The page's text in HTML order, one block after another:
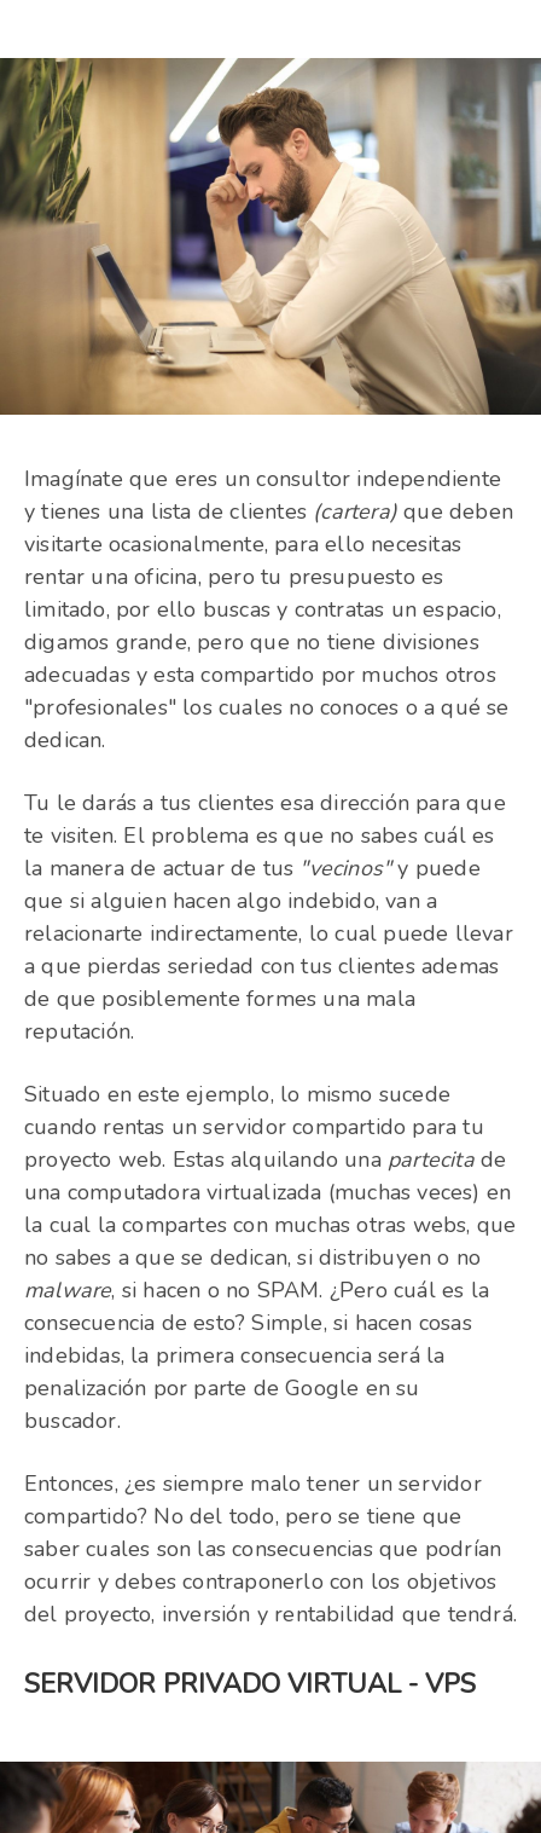
Imagínate que eres un consultor independiente
y tienes una lista de clientes (cartera) que deben
visitarte ocasionalmente, para ello necesitas
rentar una oficina, pero tu presupuesto es
limitado, por ello buscas y contratas un espacio,
digamos grande, pero que no tiene divisiones
adecuadas y esta compartido por muchos otros
"profesionales" los cuales no conoces o a qué se
dedican.
Tu le darás a tus clientes esa dirección para que
te visiten. El problema es que no sabes cuál es
la manera de actuar de tus "vecinos"y puede
que si alguien hacen algo indebido, van a
relacionarte indirectamente, lo cual puede llevar
a que pierdas seriedad con tus clientes ademas
de que posiblemente formes una mala
reputación.
Situado en este ejemplo, lo mismo sucede
cuando rentas un servidor compartido para tu
proyecto web. Estas alquilando una partecita de
una computadora virtualizada (muchas veces) en
la cual la compartes con muchas otras webs, que
no sabes a que se dedican, si distribuyen o no
malware, si hacen o no SPAM. ¿Pero cuál es la
consecuencia de esto? Simple, si hacen cosas
indebidas, la primera consecuencia será la
penalización por parte de Google en su
buscador.
Entonces, ¿es siempre malo tener un servidor
compartido? No del todo, pero se tiene que
saber cuales son las consecuencias que podrían
ocurrir y debes contraponerlo con los objetivos
del proyecto, inversión y rentabilidad que tendrá.
SERVIDOR PRIVADO VIRTUAL - VPS